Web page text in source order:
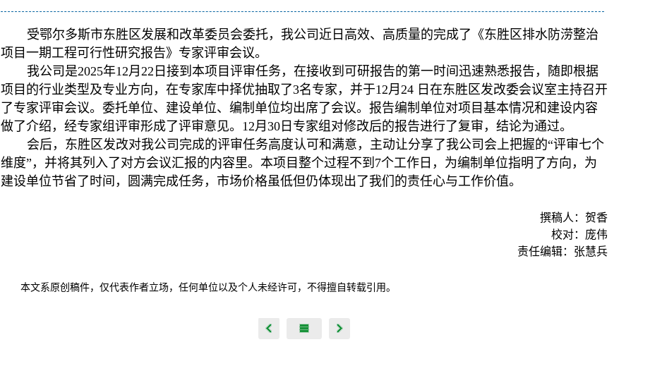
受鄂尔多斯市东胜区发展和改革委员会委托，我公司近日高效、高质量的完成了《东胜区排水防涝整治
项目一期工程可行性研究报告》专家评审会议。
我公司是2025年12月22日接到本项目评审任务，在接收到可研报告的第一时间迅速熟悉报告，随即根据
项目的行业类型及专业方向，在专家库中择优抽取了3名专家，并于12月24 日在东胜区发改委会议室主持召开
了专家评审会议。委托单位、建设单位、编制单位均出席了会议。报告编制单位对项目基本情况和建设内容
做了介绍，经专家组评审形成了评审意见。12月30日专家组对修改后的报告进行了复审，结论为通过。
会后，东胜区发改对我公司完成的评审任务高度认可和满意，主动让分享了我公司会上把握的“评审七个
维度”，并将其列入了对方会议汇报的内容里。本项目整个过程不到7个工作日，为编制单位指明了方向，为
建设单位节省了时间，圆满完成任务，市场价格虽低但仍体现出了我们的责任心与工作价值。
撰稿人：贺香
校对：庞伟
责任编辑：张慧兵
本文系原创稿件，仅代表作者立场，任何单位以及个人未经许可，不得擅自转载引用。